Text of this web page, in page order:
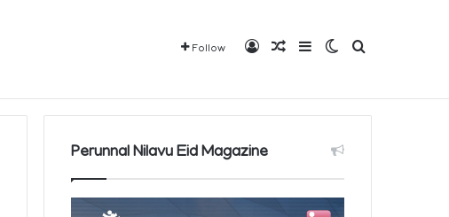
Follow Log InRandom Article
SidebarSwitch skin
Search for
Perunnal Nilavu Eid Magazine